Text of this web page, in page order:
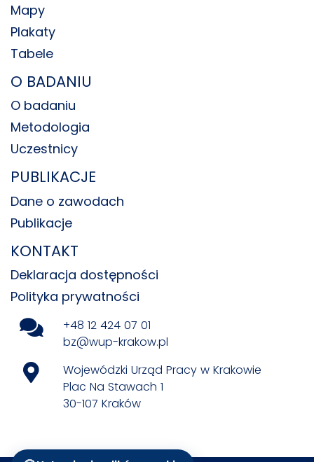
Mapy
Plakaty
Tabele
O BADANIU
O badaniu
Metodologia
Uczestnicy
PUBLIKACJE
Dane o zawodach
Publikacje
KONTAKT
Deklaracja dostępności
Polityka prywatności
+48 12 424 07 01
bz@wup-krakow.pl
Wojewódzki Urząd Pracy w Krakowie
Plac Na Stawach 1
30-107 Kraków